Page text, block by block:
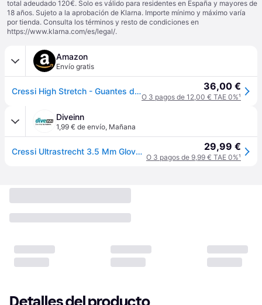
total adeudado 120€. Solo es válido para residentes en España y mayores de
18 años. Sujeto a la aprobación de Klarna. Importe mínimo y máximo varía
por tienda. Consulta los términos y resto de condiciones en
https://www.klarna.com/es/legal/.
Amazon
Envío gratis
Cressi High Stretch - Guantes de Buceo, Color Negro, Talla M 36,00 €
O 3 pagos de 12,00 € TAE 0%¹
Diveinn
1,99 € de envío, Mañana
Cressi Ultrastrecht 3.5 Mm Gloves Negro M 29,99 €
O 3 pagos de 9,99 € TAE 0%¹